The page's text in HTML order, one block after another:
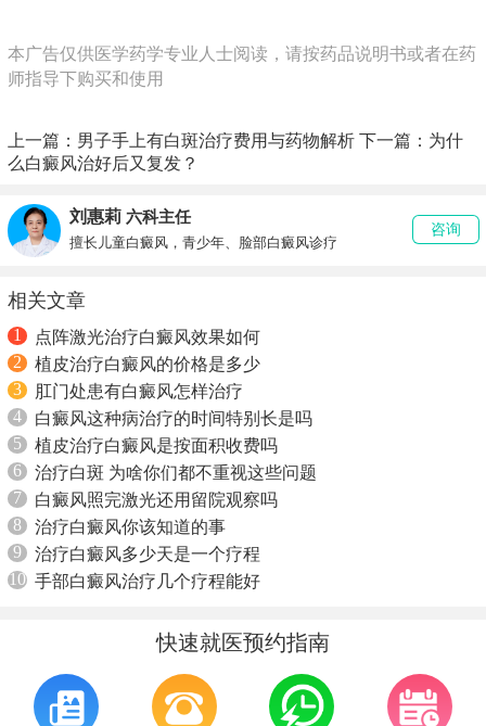
本广告仅供医学药学专业人士阅读，请按药品说明书或者在药
师指导下购买和使用
上一篇： 男子手上有白斑治疗费用与药物解析 下一篇： 为什
么白癜风治好后又复发？
刘惠莉 六科主任
擅长儿童白癜风，青少年、脸部白癜风诊疗
咨询
相关文章
1
点阵激光治疗白癜风效果如何
2
植皮治疗白癜风的价格是多少
3
肛门处患有白癜风怎样治疗
4
白癜风这种病治疗的时间特别长是吗
5
植皮治疗白癜风是按面积收费吗
6
治疗白斑 为啥你们都不重视这些问题
7
白癜风照完激光还用留院观察吗
8
治疗白癜风你该知道的事
9
治疗白癜风多少天是一个疗程
10 手部白癜风治疗几个疗程能好
快速就医预约指南